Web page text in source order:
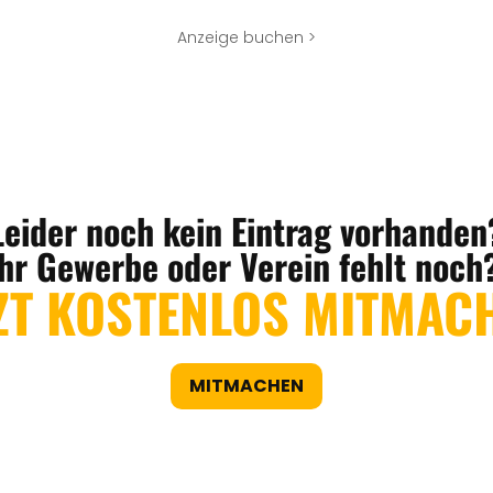
Anzeige buchen >
noch kein Eintrag
Gewerbe oder Verein fehlt
KOSTENLOS
MITMACHEN